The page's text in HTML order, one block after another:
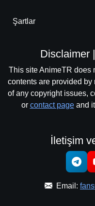
Şartlar
Disclaimer
This site AnimeTR does
contents are provided
of any copyright issues,
or contact pageand it
İletişim
Email: